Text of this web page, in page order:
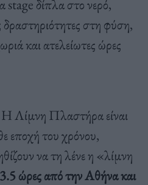
stage δίπλα στο νερό,
δραστηριότητες στη φύση,
και ατελείωτες ώρες
Η Λίμνη Πλαστήρα είναι
εποχή του χρόνου,
να τη λένε η «λίμνη
ώρες από την Αθήνα και